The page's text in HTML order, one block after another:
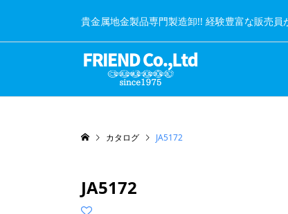
貴金属地金製品専門製造卸!! 経験豊富な販売員
カタログ JA5172
JA5172